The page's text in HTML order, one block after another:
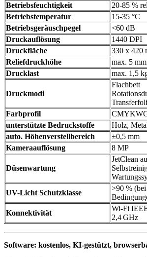
Betriebsfeuchtigkeit
20-85 %
Betriebstemperatur
15-35 °C
Betriebsgeräuschpegel
<60 dB
Druckauflösung
1440 DPI
Druckfläche
330 x 420
Reliefdruckhöhe
max. 5 mm
Drucklast
max. 1,5
Druckmodi
Flachbett
Farbprofil
unterstützte Bedruckstoffe
Holz,
auto. Höhenverstellbereich
±0,5 mm
Kameraauflösung
8 MP
Düsenwartung
JetClean
UV-Licht Schutzklasse
>90 %
Konnektivität
Wi‑Fi
2,4 GHz
Software: kostenlos, KI-gestützt,